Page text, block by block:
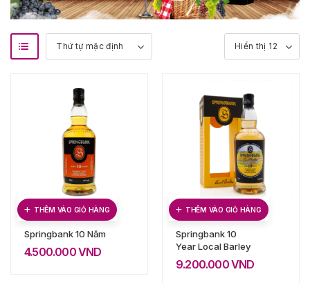
THÊM VÀO GIỎ HÀNG
Springbank 10 Năm
4.500.000VND
THÊM VÀO GIỎ HÀNG
Springbank 10
Year Local Barley
9.200.000VND